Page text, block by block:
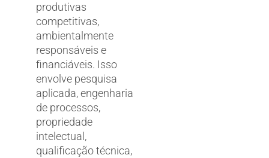
produtivas
competitivas,
ambientalmente
responsáveis e
financiáveis. Isso
envolve pesquisa
aplicada, engenharia
de processos,
propriedade
intelectual,
qualificação técnica,